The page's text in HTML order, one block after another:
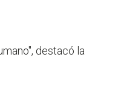
destacó la